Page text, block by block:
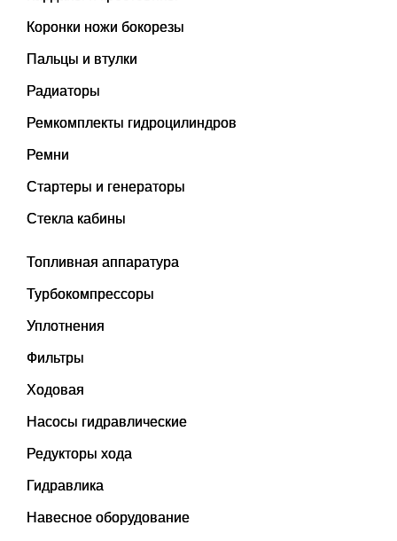
Коронки ножи бокорезы
Пальцы и втулки
Радиаторы
Ремкомплекты гидроцилиндров
Ремни
Стартеры и генераторы
Стекла кабины
Топливная аппаратура
Турбокомпрессоры
Уплотнения
Фильтры
Ходовая
Насосы гидравлические
Редукторы хода
Гидравлика
Навесное оборудование